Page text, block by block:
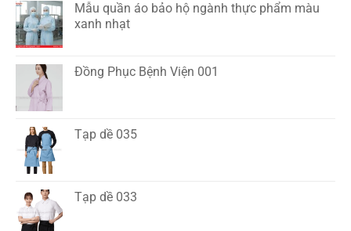
Mẫu quần áo bảo hộ ngành thực phẩm màu
xanh nhạt
Đồng Phục Bệnh Viện 001
Tạp dề 035
Tạp dề 033